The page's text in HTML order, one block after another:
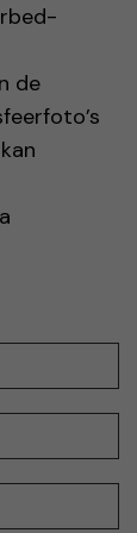
de